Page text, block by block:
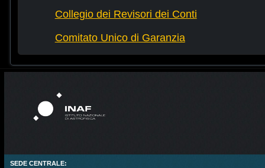
Collegio dei Revisori dei Conti
Comitato Unico di Garanzia
SEDE CENTRALE: